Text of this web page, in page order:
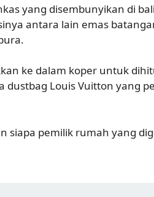
yang disembunyikan di
antara lain emas
ke dalam koper untuk
dustbag Louis Vuitton yang
siapa pemilik rumah yang